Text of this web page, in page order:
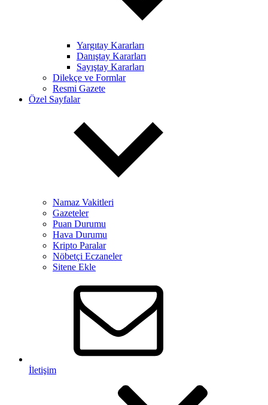
Yargıtay Kararları
Danıştay Kararları
Sayıştay Kararları
Dilekçe ve Formlar
Resmi Gazete
Özel Sayfalar
Namaz Vakitleri
Gazeteler
Puan Durumu
Hava Durumu
Kripto Paralar
Nöbetçi Eczaneler
Sitene Ekle
İletişim